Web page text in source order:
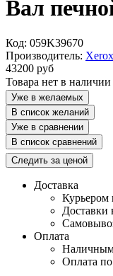
Вал
Код: 059K39670
Производитель: Xerox
43200 руб
Товара нет в наличии
Уже в желаемых
В список желаний
Уже в сравнении
В список сравнений
Следить за ценой
Доставка
Курьером
Доставки
Оплата
Оплата